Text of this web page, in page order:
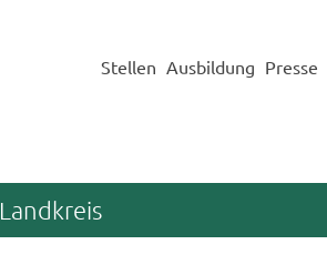
Stellen Ausbildung Presse
Landkreis